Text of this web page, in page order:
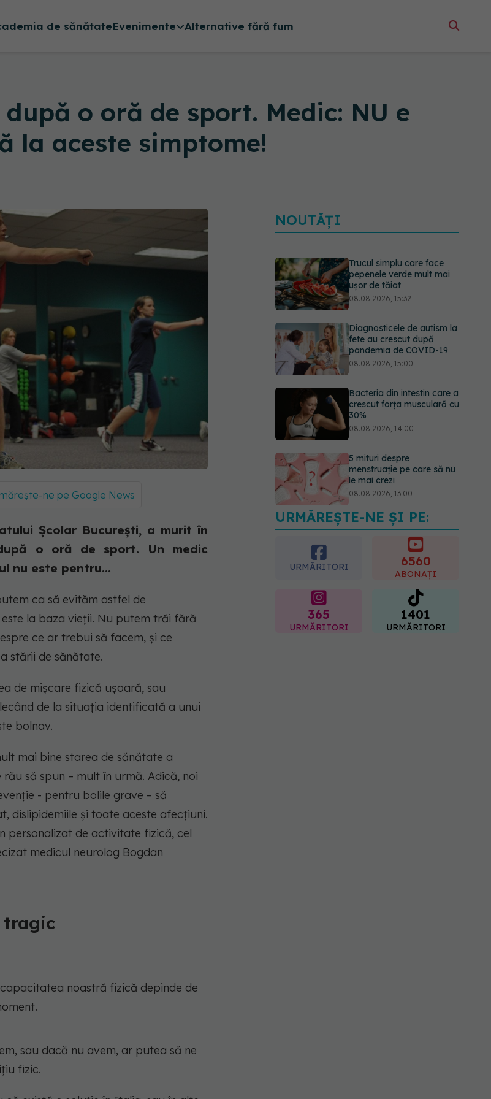
de sănătateEvenimente Alternative fără fum
o oră de sport. Medic: NU e
la aceste simptome!
ne pe Google News
Școlar București, a murit în
o oră de sport. Un medic
nu este pentru...
ca să evităm astfel de
la baza vieții. Nu putem trăi fără
ce ar trebui să facem, și ce
stării de sănătate.
de mișcare fizică ușoară, sau
de la situația identificată a unui
bolnav.
mai bine starea de sănătate a
să spun – mult în urmă. Adică, noi
- pentru bolile grave – să
dislipidemiile și toate aceste afecțiuni.
personalizat de activitate fizică, cel
medicul neurolog Bogdan
tragic
noastră fizică depinde de
sau dacă nu avem, ar putea să ne
fizic.
NOUTĂȚI
Trucul simplu care face
pepenele verde mult mai
ușor de tăiat
08.08.2026, 15:32
Diagnosticele de autism la
fete au crescut după
pandemia de COVID-19
08.08.2026, 15:00
Bacteria din intestin care a
crescut forța musculară cu
30%
08.08.2026, 14:00
5 mituri despre
menstruație pe care să nu
le mai crezi
08.08.2026, 13:00
Medicamentul folosit de
peste 60 de ani care
acționează într-un loc
08.08.2026, 16:00
URMĂREȘTE-NE ȘI PE:
URMĂRITORI 6560
ABONAȚI
365
URMĂRITORI
1401
URMĂRITORI